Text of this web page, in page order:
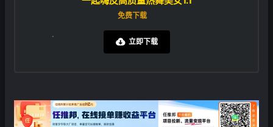
免费下载
立即下载